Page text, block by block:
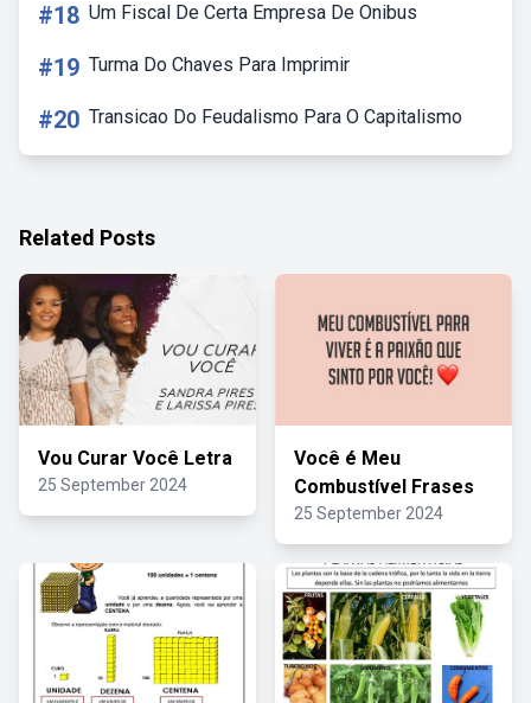
#18 Um Fiscal De Certa Empresa De Onibus
#19 Turma Do Chaves Para Imprimir
#20 Transicao Do Feudalismo Para O Capitalismo
Related Posts
Vou Curar Você Letra
25 September 2024
Você é Meu
Combustível Frases
25 September 2024